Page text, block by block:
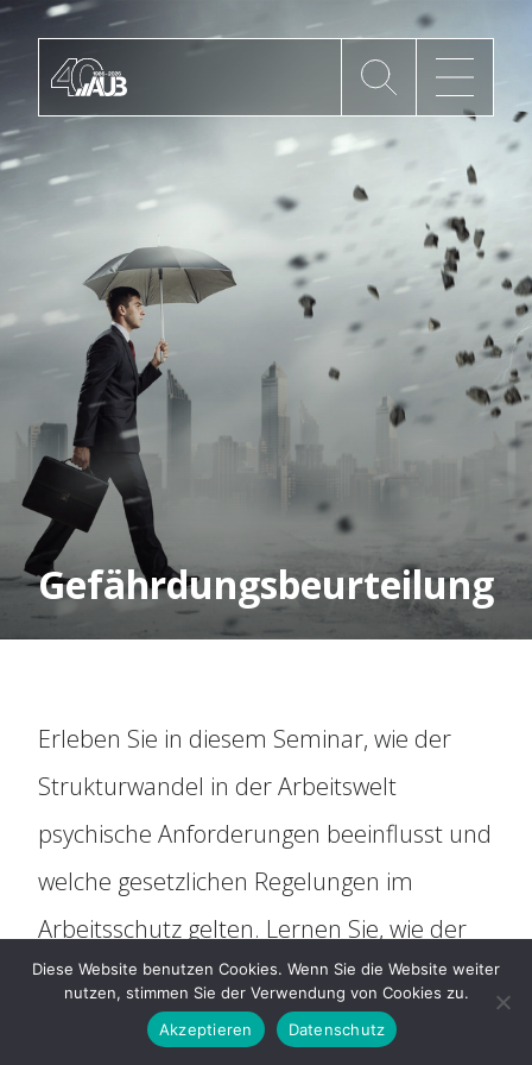
Die AUB
Mitgliedschaft
AUB Videos
Aktuelles
Newsletter
Organisation
Historie
Social Media
Für Arbeitnehmer
ARAG Rechtsschutz
Rechtsberatung
Gefährdungsbeurteilung
Erleben Sie in diesem Seminar, wie der
Strukturwandel in der Arbeitswelt
psychische Anforderungen beeinflusst und
welche gesetzlichen Regelungen im
Arbeitsschutz gelten. Lernen Sie, wie der
Betriebsrat die Gefährdungsbeurteilung
für präventives Gesundheitsmanagement
Diese Website benutzen Cookies. Wenn Sie die Website weiter
nutzen, stimmen Sie der Verwendung von Cookies zu.
Akzeptieren
Datenschutz